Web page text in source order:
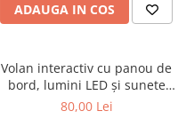
ADAUGA IN COS
Volan interactiv cu panou de
bord, lumini LED și sunete
realiste - Galben
80,00 Lei